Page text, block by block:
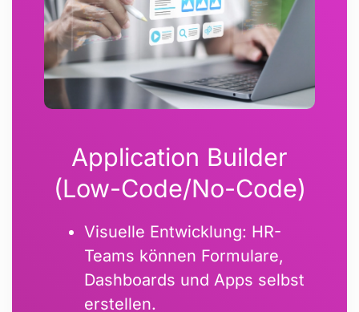
Application Builder
(Low-Code/No-Code)
Visuelle Entwicklung: HR-
Teams können Formulare,
Dashboards und Apps selbst
erstellen.